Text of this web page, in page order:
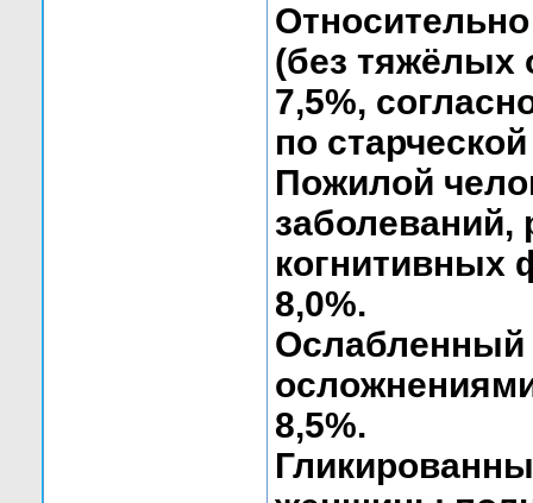
(без тяжёлых
7,5%,
по
Пожилой
заболеваний,
когнитивных
8,0%.
Ослабленный
8,5%.